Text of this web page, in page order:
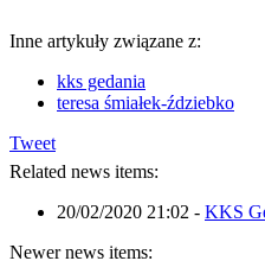
Inne artykuły związane z:
kks gedania
teresa śmiałek-ździebko
Tweet
Related news items:
20/02/2020 21:02 - KKS
Newer news items: